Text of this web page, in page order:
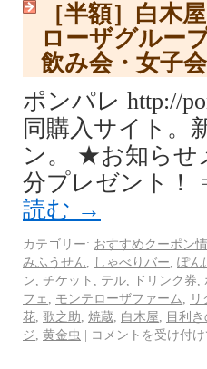
［半額］白木
ローザグルー
飲み会・女子
ポンパレ http://
同購入サイト。
ン。 ★お知らせ
分プレゼント
読む →
カテゴリー: おすすめクーポン
みふうせん
しゃべりバー ぽん
ン
チケット テル ドリンク券
フェ
モンテローザファーム リ
花 歌之助 焼蔵 白木屋 目利
ジ 黄金虫 | コメントを受け付